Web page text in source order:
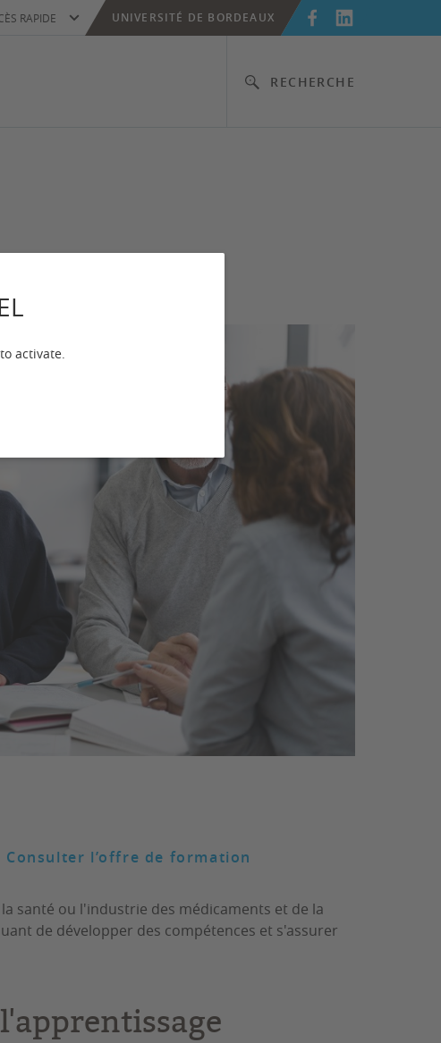
activate.
RECHERCHE
RAPIDE UNIVERSITÉ DE BORDEAUX
Consulter l’offre de formation
santé ou l'industrie des médicaments et de la
de développer des compétences et s'assurer